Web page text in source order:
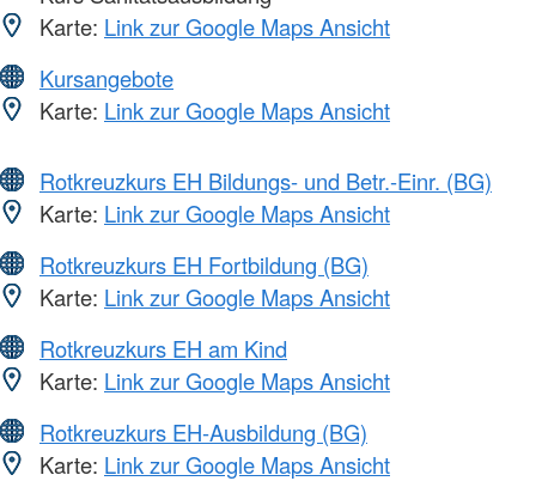
Karte: Link zur Google Maps Ansicht
Kursangebote
Karte: Link zur Google Maps Ansicht
Rotkreuzkurs EH Bildungs- und Betr.-Einr. (BG)
Karte: Link zur Google Maps Ansicht
Rotkreuzkurs EH Fortbildung (BG)
Karte: Link zur Google Maps Ansicht
Rotkreuzkurs EH am Kind
Karte: Link zur Google Maps Ansicht
Rotkreuzkurs EH-Ausbildung (BG)
Karte: Link zur Google Maps Ansicht